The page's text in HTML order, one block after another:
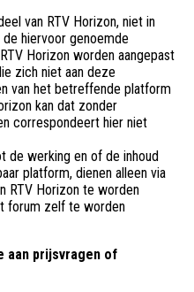
van RTV Horizon, niet in
hiervoor genoemde
Horizon worden aangepast
zich niet aan deze
van het betreffende platform
kan dat zonder
correspondeert hier niet
de werking en of de inhoud
platform, dienen alleen via
RTV Horizon te worden
forum zelf te worden
aan prijsvragen of